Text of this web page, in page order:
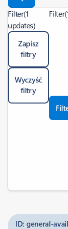
Filter(1
updates)
Zapisz
filtry
Wyczyść
filtry
Filter
ID: general-